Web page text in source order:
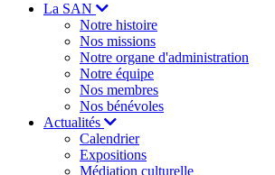
La SAN
Notre histoire
Nos missions
Notre organe d'administration
Notre équipe
Nos membres
Nos bénévoles
Actualités
Calendrier
Expositions
Médiation culturelle